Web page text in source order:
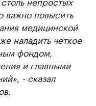
важно повысить
медицинской
наладить четкое
фондом,
и главными
- сказал